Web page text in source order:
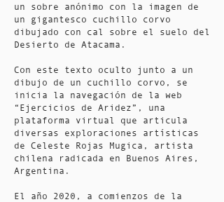
un sobre anónimo con la imagen de
un gigantesco cuchillo corvo
dibujado con cal sobre el suelo del
Desierto de Atacama.
Con este texto oculto junto a un
dibujo de un cuchillo corvo, se
inicia la navegación de la web
“Ejercicios de Aridez”, una
plataforma virtual que articula
diversas exploraciones artísticas
de Celeste Rojas Mugica, artista
chilena radicada en Buenos Aires,
Argentina.
El año 2020, a comienzos de la